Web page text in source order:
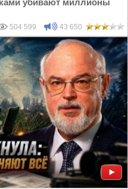
504 599 43 650